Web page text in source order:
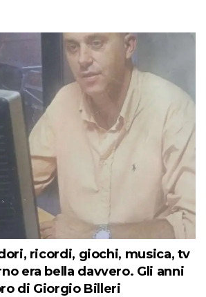
ricordi, giochi, musica, tv
era bella davvero. Gli anni
di Giorgio Billeri